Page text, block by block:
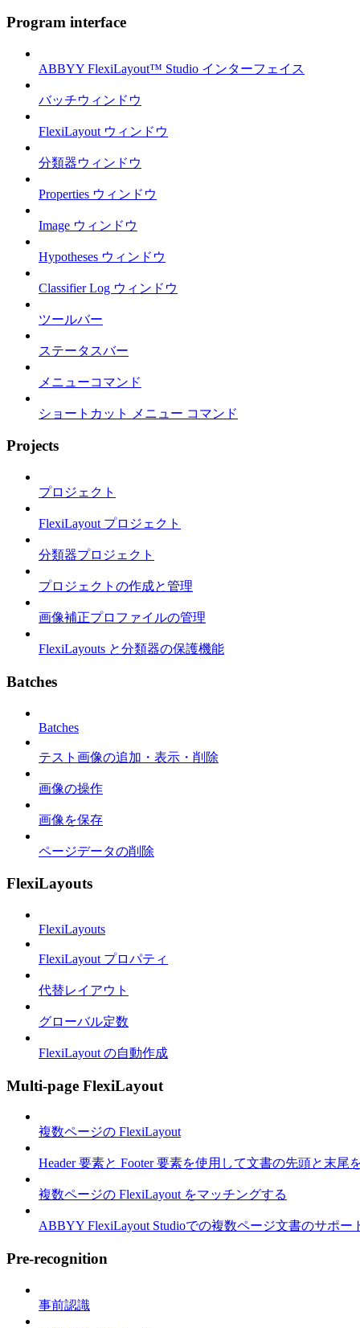
Program interface
ABBYY FlexiLayout™ Studio インターフェイス
バッチウィンドウ
FlexiLayout ウィンドウ
分類器ウィンドウ
Properties ウィンドウ
Image ウィンドウ
Hypotheses ウィンドウ
Classifier Log ウィンドウ
ツールバー
ステータスバー
メニューコマンド
ショートカット メニュー コマンド
Projects
プロジェクト
FlexiLayout プロジェクト
分類器プロジェクト
プロジェクトの作成と管理
画像補正プロファイルの管理
FlexiLayouts と分類器の保護機能
Batches
Batches
テスト画像の追加・表示・削除
画像の操作
画像を保存
ページデータの削除
FlexiLayouts
FlexiLayouts
FlexiLayout プロパティ
代替レイアウト
グローバル定数
FlexiLayout の自動作成
Multi-page FlexiLayout
複数ページの FlexiLayout
Header 要素と Footer 要素を使用して文書の先頭と末尾
複数ページの FlexiLayout をマッチングする
ABBYY FlexiLayout Studioでの複数ページ文書のサポー
Pre-recognition
事前認識